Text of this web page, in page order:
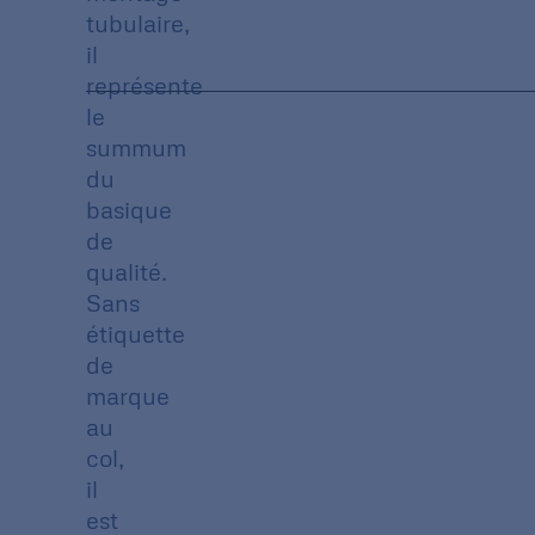
tubulaire,
il
représente
le
summum
du
basique
de
qualité.
Sans
étiquette
de
marque
au
col,
il
est